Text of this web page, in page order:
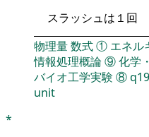
スラッシュは１回
物理量数式① エネル
情報処理概論⑨化学
バイオ工学実験 ⑧
unit
*